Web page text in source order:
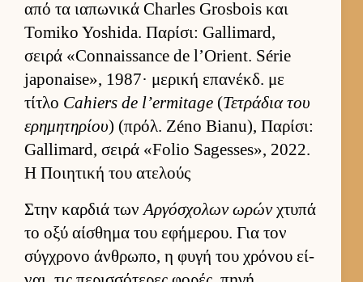
από τα ια­πωνικά Charles Grosbois και
Tomiko Yoshida. Παρίσι: Gallimard,
σειρά «Connaissance de l’Orient. Série
japonaise», 1987· μερική επανέκδ. με
τίτλο Cahiers de l’ermitage (Τετράδια του
ερημητηρίου) (πρόλ. Zéno Bianu), Παρίσι:
Gallimard, σειρά «Folio Sagesses», 2022.
Η Ποιητική του ατελούς
Στην καρ­διά τωνΑρ­γόσχολων ωρώνχτυπά
το οξύ αί­σθημα του εφήμερου. Για τον
σύγ­χρονο άν­θρωπο, η φυγή του χρόνου εί­